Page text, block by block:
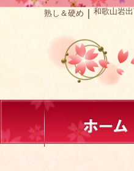
熟し＆硬め 和歌山岩